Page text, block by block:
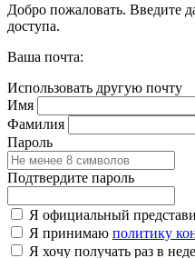
Добро пожаловать. Введите
доступа.
Ваша почта:
Использовать другую почту
Имя
Фамилия
Пароль
Подтвердите пароль
Я официальный
Я принимаю политику
Я хочу получать раз в